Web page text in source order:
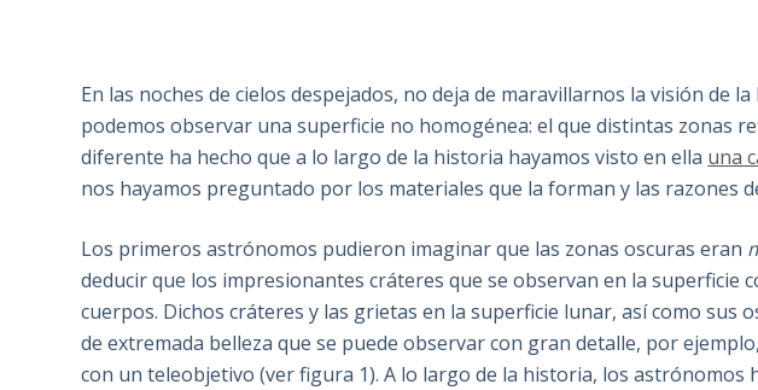
En las noches de cielos despejados, no deja de maravillarnos la visión de
podemos observar una superficie no homogénea: el que distintas zonas
diferente ha hecho que a lo largo de la historia hayamos visto en ella una
nos hayamos preguntado por los materiales que la forman y las razones
Los primeros astrónomos pudieron imaginar que las zonas oscuras eran
deducir que los impresionantes cráteres que se observan en la superficie
cuerpos. Dichos cráteres y las grietas en la superficie lunar, así como sus
de extremada belleza que se puede observar con gran detalle, por
con un teleobjetivo (ver figura 1). A lo largo de la historia, los astrónomos